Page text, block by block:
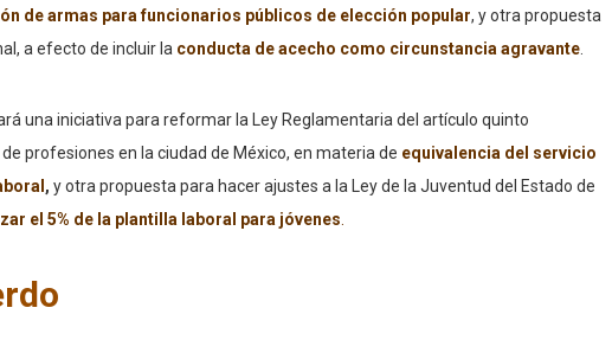
de armas para funcionarios públicos de elección popular, y otra propuesta
a efecto de incluir la conducta de acecho como circunstancia agravante
una iniciativa para reformar la Ley Reglamentaria del artículo quinto
profesiones en la ciudad de México, en materia de equivalencia del servicio
, y otra propuesta para hacer ajustes a la Ley de la Juventud del Estado de
el 5% de la plantilla laboral para jóvenes